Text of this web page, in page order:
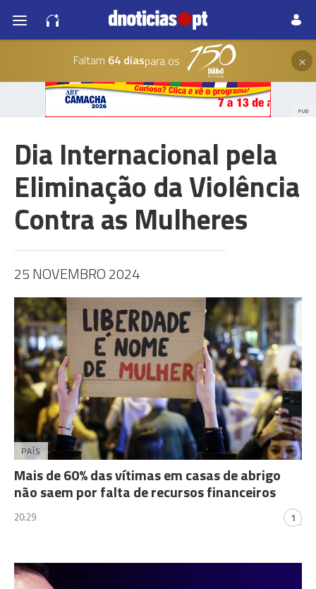
Faltam 64 diaspara os ×
PUB
Dia Internacional pela
Eliminação da Violência
Contra as Mulheres
25 NOVEMBRO 2024
PAÍS
Mais de 60% das vítimas em casas de abrigo
não saem por falta de recursos financeiros
20:29 1